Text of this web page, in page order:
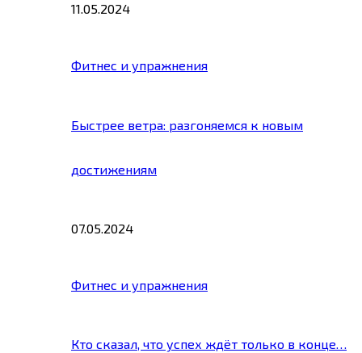
11.05.2024
Фитнес и упражнения
Быстрее ветра: разгоняемся к новым
достижениям
07.05.2024
Фитнес и упражнения
Кто сказал, что успех ждёт только в конце…